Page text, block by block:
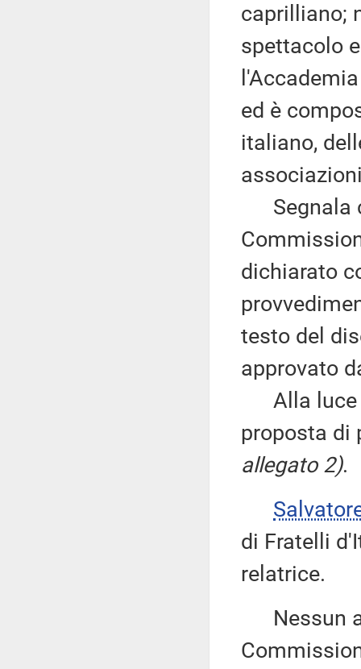
caprilliano;
spettacolo
ed è
italiano,
Segnala
dichiarato
testo del
approvato
Alla luce
proposta di
allegato 2).
di Fratelli
relatrice.
Nessun